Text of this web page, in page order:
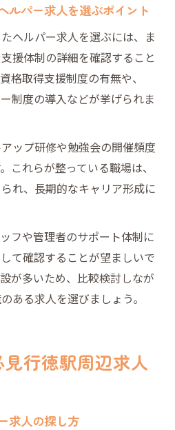
ルパー求人を選ぶポイント
ヘルパー求人を選ぶには、ま
援体制の詳細を確認すること
格取得支援制度の有無や、
制度の導入などが挙げられま
ップ研修や勉強会の開催頻度
これらが整っている職場は、
れ、長期的なキャリア形成に
フや管理者のサポート体制に
て確認することが望ましいで
が多いため、比較検討しなが
ある求人を選びましょう。
行徳駅周辺求人
求人の探し方